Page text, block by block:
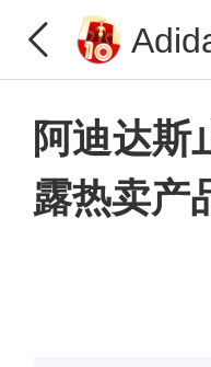
阿迪达斯
露热卖产